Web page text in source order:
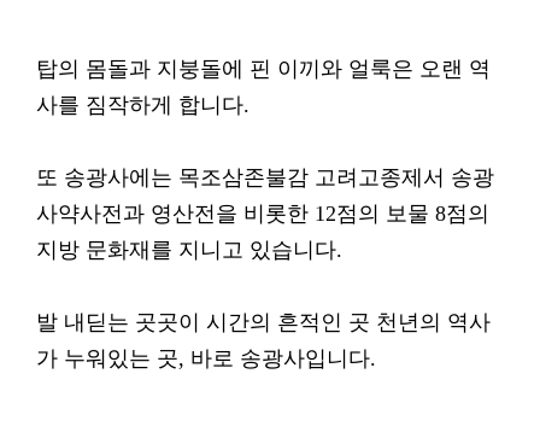
탑의 몸돌과 지붕돌에 핀 이끼와 얼룩은 오랜 역
사를 짐작하게 합니다.
또 송광사에는 목조삼존불감 고려고종제서 송광
사약사전과 영산전을 비롯한 12점의 보물 8점의
지방 문화재를 지니고 있습니다.
발 내딛는 곳곳이 시간의 흔적인 곳 천년의 역사
가 누워있는 곳, 바로 송광사입니다.